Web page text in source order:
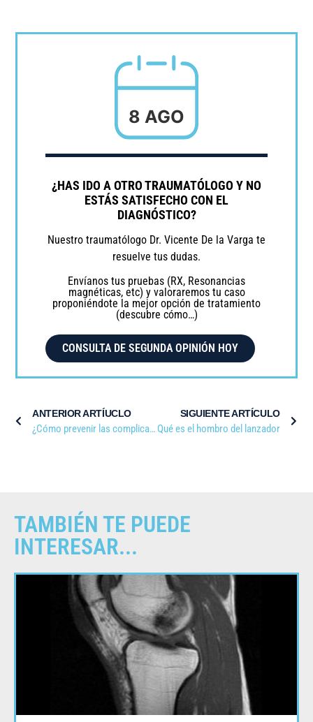
8 AGO
¿HAS IDO A OTRO TRAUMATÓLOGO Y NO
ESTÁS SATISFECHO CON EL
DIAGNÓSTICO?
Nuestro traumatólogo Dr. Vicente De la Varga te
resuelve tus dudas.
Envíanos tus pruebas (RX, Resonancias
magnéticas, etc) y valoraremos tu caso
proponiéndote la mejor opción de tratamiento
(descubre cómo…)
CONSULTA DE SEGUNDA OPINIÓN HOY
ANTERIOR ARTÍUCLO
¿Cómo prevenir las complicaciones en una subluxación?
SIGUIENTE ARTÍCULO
Qué es el hombro del lanzador
TAMBIÉN TE PUEDE
INTERESAR...